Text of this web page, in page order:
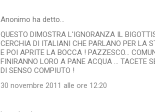
Anonimo ha detto…
QUESTO DIMOSTRA L'IGNORANZA IL
CERCHIA DI ITALIANI CHE PARLANO PER LA
E POI APRITE LA BOCCA ! PAZZESCO...
FINIRANNO LORO A PANE ACQUA ... TACETE
DI SENSO COMPIUTO !
30 novembre 2011 alle ore 12:20